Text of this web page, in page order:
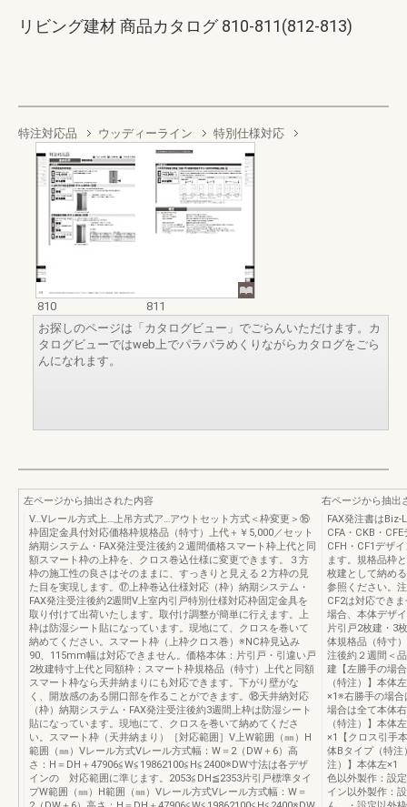
リビング建材 商品カタログ 810-811(812-813)
特注対応品 ウッディーライン 特別仕様対応
810
811
お探しのページは「カタログビュー」でごらんいただけます。カ
タログビューではweb上でパラパラめくりながらカタログをごら
んになれます。
左ページから抽出された内容
V…Vレール方式上…上吊方式ア…アウトセット方式＜枠変更＞⑯
枠固定金具付対応価格枠規格品（特寸）上代＋￥5,000／セット
納期システム・FAX発注受注後約２週間価格スマート枠上代と同
額スマート枠の上枠を、クロス巻込仕様に変更できます。３方
枠の施工性の良さはそのままに、すっきりと見える２方枠の見
た目を実現します。⑰上枠巻込仕様対応（枠）納期システム・
FAX発注受注後約2週間V上室内引戸特別仕様対応枠固定金具を
取り付けて出荷いたします。取付け調整が簡単に行えます。上
枠は防湿シート貼になっています。現地にて、クロスを巻いて
納めてください。スマート枠（上枠クロス巻）※NC枠見込み
90、115mm幅は対応できません。価格本体：片引戸・引違い戸
2枚建特寸上代と同額枠：スマート枠規格品（特寸）上代と同額
スマート枠なら天井納まりにも対応できます。下がり壁がな
く、開放感のある開口部を作ることができます。⑱天井納対応
（枠）納期システム・FAX発注受注後約3週間上枠は防湿シート
貼になっています。現地にて、クロスを巻いて納めてくださ
い。スマート枠（天井納まり）［対応範囲］V上W範囲（㎜）H
範囲（㎜）Vレール方式Vレール方式幅：W＝2（DW＋6）高
さ：H＝DH＋47906≦W≦19862100≦H≦2400※DW寸法は各デザ
インの 対応範囲に準じます。2053≦DH≦2353片引戸標準タイ
プW範囲（㎜）H範囲（㎜）Vレール方式Vレール方式幅：W＝
右ページから抽出
FAX発注書はBiz-
CFA・CKB・
CFH・CF1デザ
ます。規格品枠
枚建として納め
参照ください。
CF2は対応でき
場合、本体デザ
片引戸2枚建・3
体規格品（特寸
注後約２週間＜
建【左勝手の場
（特注）】本体
×1※右勝手の場
場合は全て本体
（特注）】本体
×1【クロス引手
体Bタイプ（特注
注）】本体左
色以外製作：設
イン以外製作：